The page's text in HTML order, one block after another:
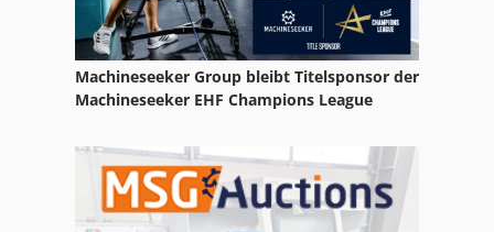
Machineseeker Group bleibt Titelsponsor der
Machineseeker EHF Champions League